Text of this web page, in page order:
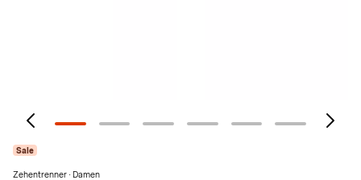
Sale
Zehentrenner · Damen